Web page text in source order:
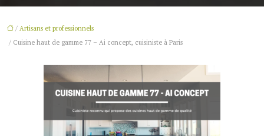
/ Artisans et professionnels
/ Cuisine haut de gamme 77 – Ai concept, cuisiniste à Paris